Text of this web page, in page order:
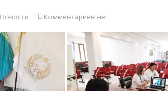
Новости Комментариев нет